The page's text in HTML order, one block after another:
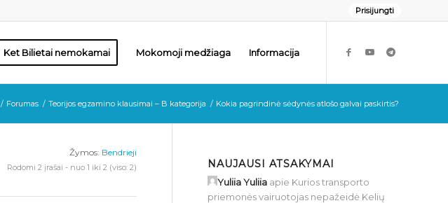
Prisijungti
Ket Bilietai nemokamai Mokomoji medžiaga Informacija
/ Forumas / Teorijos egzamino klausimai – B kategorija / Kokia pagrindinė sėdynės atlošo galvai paskirtis?
Žymos: Bendrieji
Rodomi 2 įrašai - nuo 1 iki 2 (viso: 2) NAUJAUSI ATSAKYMAI
Yuliia Yuliia apie Kurios transporto
priemonės vairuotojas nepažeidė Kelių